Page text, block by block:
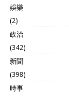
娛樂
(2)
政治
(342)
新聞
(398)
時事